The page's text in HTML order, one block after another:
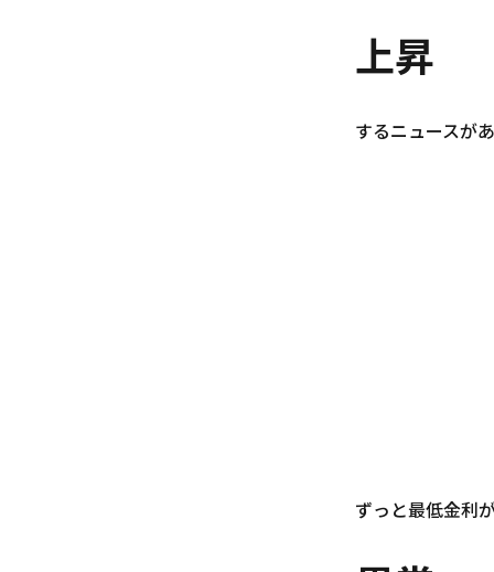
上昇
するニュースが
ずっと最低金利